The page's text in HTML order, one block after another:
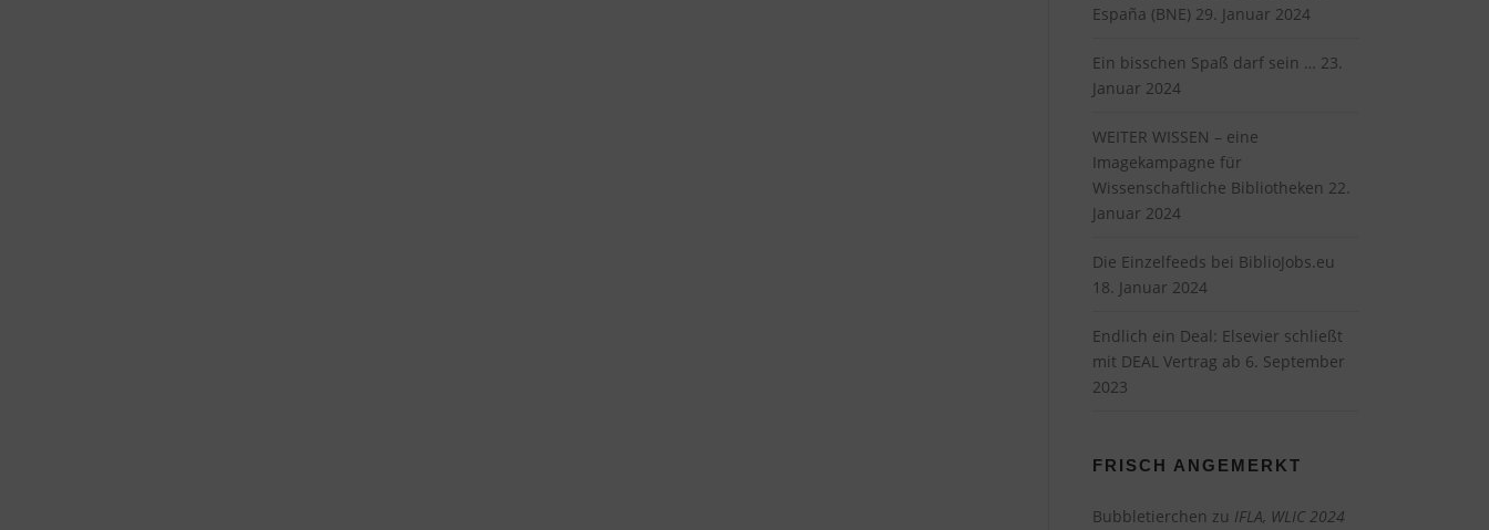
España (BNE) 29. Januar 2024
Ein bisschen Spaß darf sein … 23.
Januar 2024
WEITER WISSEN – eine
Imagekampagne für
Wissenschaftliche Bibliotheken 22.
Januar 2024
Die Einzelfeeds bei BiblioJobs.eu
18. Januar 2024
Endlich ein Deal: Elsevier schließt
mit DEAL Vertrag ab 6. September
2023
FRISCH ANGEMERKT
Bubbletierchen zu IFLA, WLIC 2024